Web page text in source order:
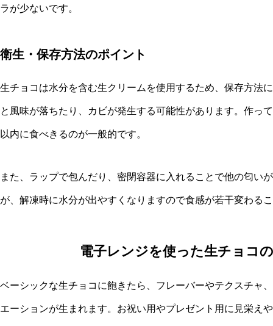
ラが少ないです。
衛生・保存方法のポイント
生チョコは水分を含む生クリームを使用するため、保存方法
と風味が落ちたり、カビが発生する可能性があります。作っ
以内に食べきるのが一般的です。
また、ラップで包んだり、密閉容器に入れることで他の匂い
が、解凍時に水分が出やすくなりますので食感が若干変わる
電子レンジを使った生チョコ
ベーシックな生チョコに飽きたら、フレーバーやテクスチャ
エーションが生まれます。お祝い用やプレゼント用に見栄え